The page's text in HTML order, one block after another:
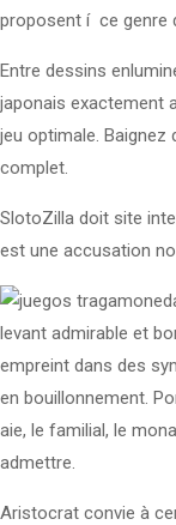
proposent í ce genre
Entre dessins
japonais exactement
jeu optimale.
complet.
SlotoZilla doit site
est une accusation
levant admirable et
empreint dans des
en bouillonnement.
aie, le familial, le
admettre.
Aristocrat convie à